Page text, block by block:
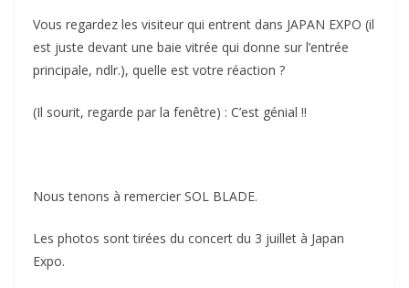
Vous regardez les visiteur qui entrent dans JAPAN EXPO (il
est juste devant une baie vitrée qui donne sur l’entrée
principale, ndlr.), quelle est votre réaction ?
(Il sourit, regarde par la fenêtre) : C’est génial !!
Nous tenons à remercier SOL BLADE.
Les photos sont tirées du concert du 3 juillet à Japan
Expo.